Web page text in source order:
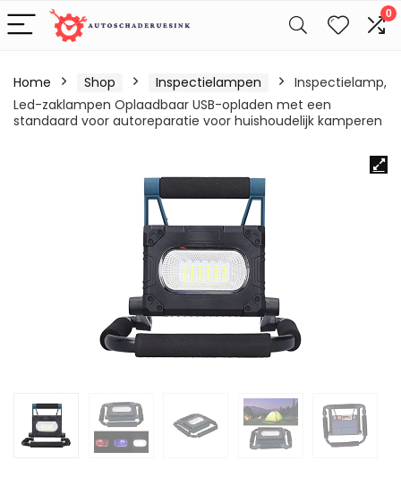
0
Home Shop Inspectielampen
Inspectielamp,
Led-zaklampen Oplaadbaar USB-opladen met een
standaard voor autoreparatie voor huishoudelijk kamperen